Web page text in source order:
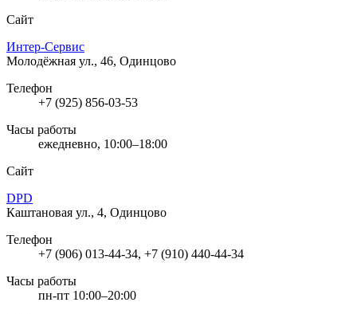
Сайт
Интер-Сервис
Молодёжная ул., 46, Одинцово
Телефон
+7 (925) 856-03-53
Часы работы
ежедневно, 10:00–18:00
Сайт
DPD
Каштановая ул., 4, Одинцово
Телефон
+7 (906) 013-44-34, +7 (910) 440-44-34
Часы работы
пн-пт 10:00–20:00